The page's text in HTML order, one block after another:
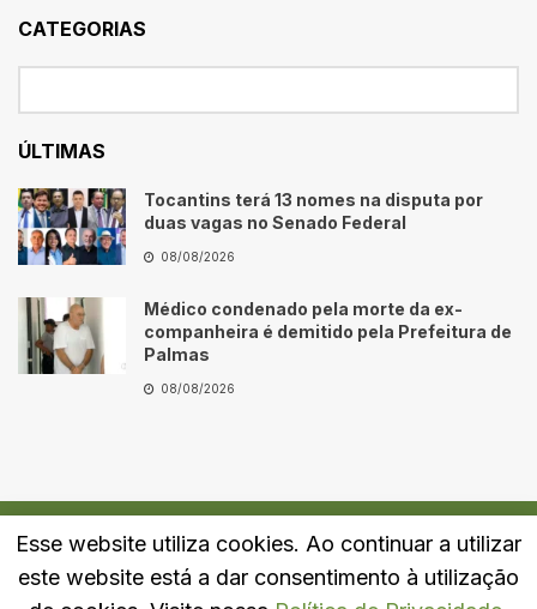
CATEGORIAS
ÚLTIMAS
Tocantins terá 13 nomes na disputa por
duas vagas no Senado Federal
08/08/2026
Médico condenado pela morte da ex-
companheira é demitido pela Prefeitura de
Palmas
08/08/2026
Quem Somos Fale Conosco Política de Privacidade
Esse website utiliza cookies. Ao continuar a utilizar
este website está a dar consentimento à utilização